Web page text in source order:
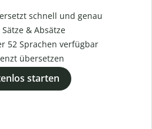
schnell und genau
& Absätze
52 Sprachen verfügbar
übersetzen
starten